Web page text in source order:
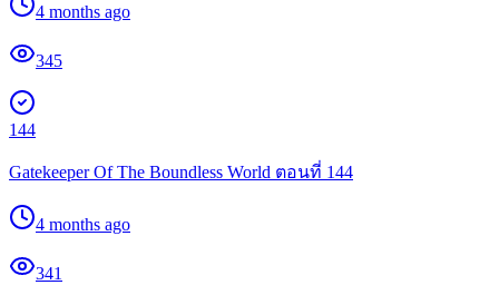
4 months ago
345
144
Gatekeeper Of The Boundless World ตอนที่ 144
4 months ago
341